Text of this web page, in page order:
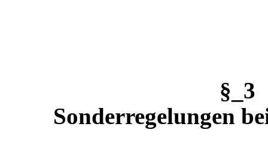
Sonderregelungen